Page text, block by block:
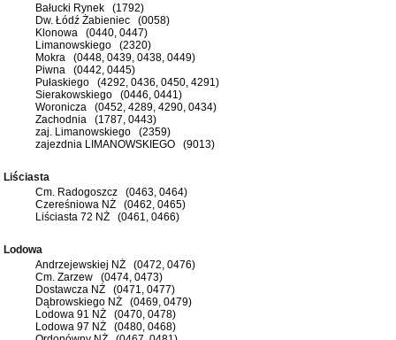
Bałucki Rynek (1792)
Dw. Łódź Żabieniec (0058)
Klonowa (0440, 0447)
Limanowskiego (2320)
Mokra (0448, 0439, 0438, 0449)
Piwna (0442, 0445)
Pułaskiego (4292, 0436, 0450, 4291)
Sierakowskiego (0446, 0441)
Woronicza (0452, 4289, 4290, 0434)
Zachodnia (1787, 0443)
zaj. Limanowskiego (2359)
zajezdnia LIMANOWSKIEGO (9013)
Liściasta
Cm. Radogoszcz (0463, 0464)
Czereśniowa NŻ (0462, 0465)
Liściasta 72 NŻ (0461, 0466)
Lodowa
Andrzejewskiej NŻ (0472, 0476)
Cm. Zarzew (0474, 0473)
Dostawcza NŻ (0471, 0477)
Dąbrowskiego NŻ (0469, 0479)
Lodowa 91 NŻ (0470, 0478)
Lodowa 97 NŻ (0480, 0468)